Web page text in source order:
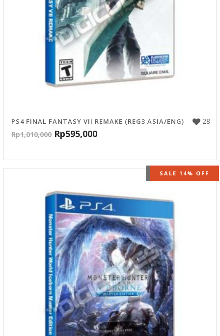
28
PS4 FINAL FANTASY VII REMAKE (REG3 ASIA/ENG)
Rp1,010,000 Rp595,000
OUT OF STOCK
SALE 14% OFF